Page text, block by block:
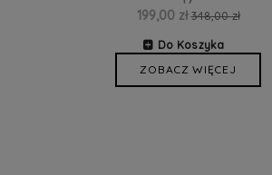
199,00 zł 348,00 zł
Do Koszyka
ZOBACZ WIĘCEJ